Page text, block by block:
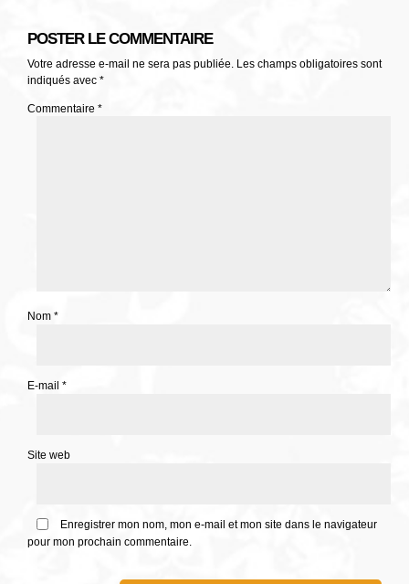
POSTER LE COMMENTAIRE
Votre adresse e-mail ne sera pas publiée. Les champs obligatoires sont
indiqués avec *
Commentaire *
Nom *
E-mail *
Site web
Enregistrer mon nom, mon e-mail et mon site dans le navigateur
pour mon prochain commentaire.